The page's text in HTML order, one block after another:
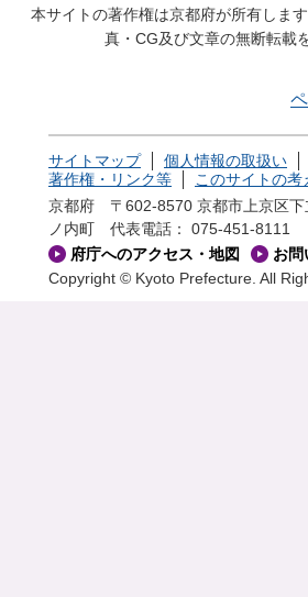
本サイトの著作権は京都府が所有しま
真・CG及び文章の無断転載
サイトマップ
個人情報の取扱い
著作権・リンク等
このサイトの考
京都府 〒602-8570 京都市上京区下
ノ内町
代表電話： 075-451-8111
府庁へのアクセス・地図
お問
Copyright © Kyoto Prefecture. All